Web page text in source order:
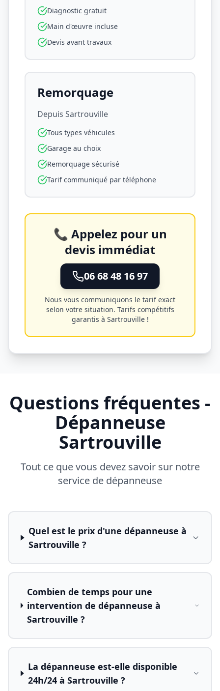
Diagnostic gratuit
Main d'œuvre incluse
Devis avant travaux
Remorquage
Depuis Sartrouville
Tous types véhicules
Garage au choix
Remorquage sécurisé
Tarif communiqué par téléphone
📞 Appelez pour un
devis immédiat
06 68 48 16 97
Nous vous communiquons le tarif exact
selon votre situation. Tarifs compétitifs
garantis à Sartrouville!
Questions fréquentes -
Dépanneuse
Sartrouville
Tout ce que vous devez savoir sur notre
service de dépanneuse
Quel est le prix d'une dépanneuse à
Sartrouville ?
Combien de temps pour une
intervention de dépanneuse à
Sartrouville ?
La dépanneuse est-elle disponible
24h/24 à Sartrouville ?